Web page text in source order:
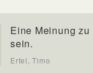
Eine Meinung
sein.
Ertel, Timo